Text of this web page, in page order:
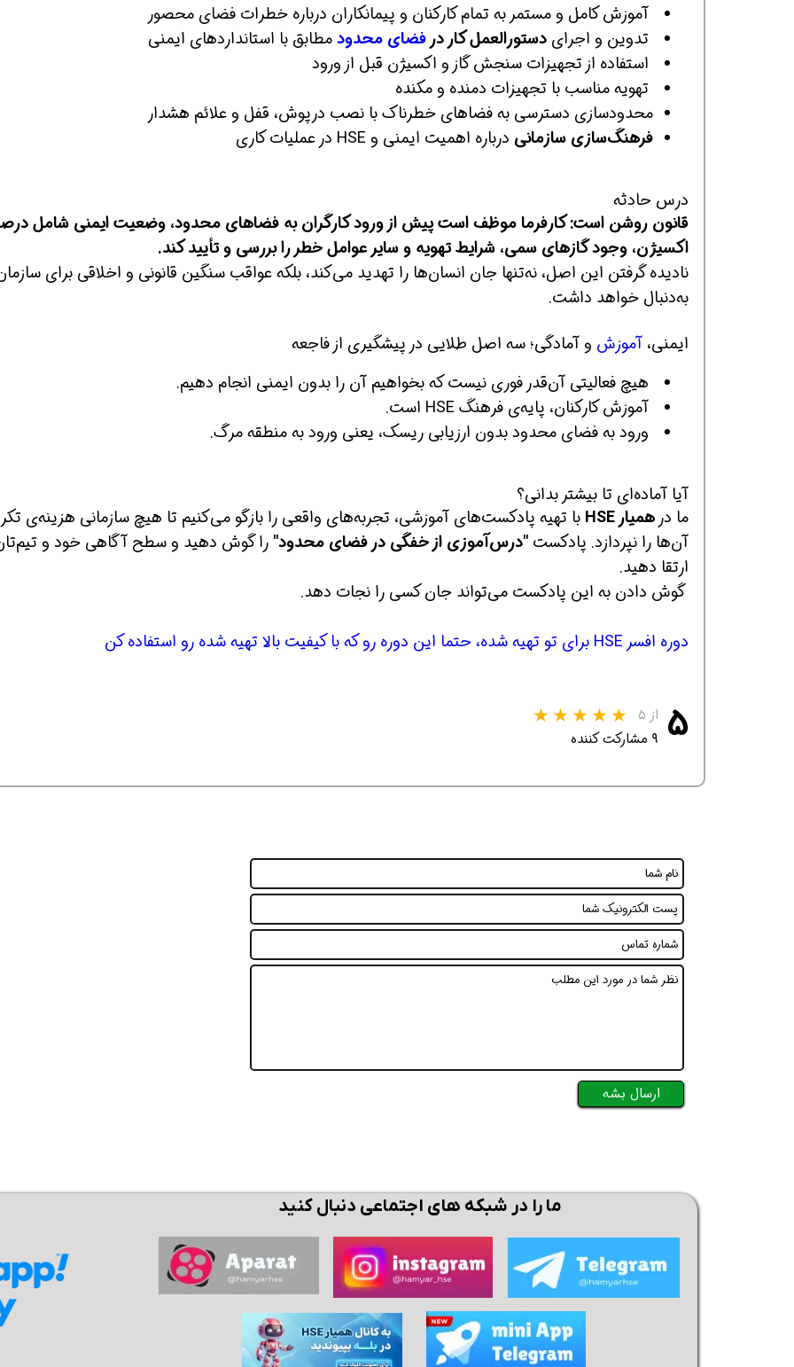
آموزش کامل و مستمر به تمام کارکنان و پیمانکاران درباره خطرات فضای محصور
تدوین و اجرای دستورالعمل کار درفضای محدودمطابق با استانداردهای ایمنی
استفاده از تجهیزات سنجش گاز و اکسیژن قبل از ورود
تهویه مناسب با تجهیزات دمنده و مکنده
محدودسازی دسترسی به فضاهای خطرناک با نصب درپوش، قفل و علائم هشدار
فرهنگ‌سازی سازمانی درباره اهمیت ایمنی و HSE در عملیات کاری
درس حادثه
قانون روشن است: کارفرما موظف است پیش از ورود کارگران به فضاهای محدود، وضعیت ایمنی شامل
اکسیژن، وجود گازهای سمی، شرایط تهویه و سایر عوامل خطر را بررسی و تأیید کند.
نادیده گرفتن این اصل، نه‌تنها جان انسان‌ها را تهدید می‌کند، بلکه عواقب سنگین قانونی و اخلاقی برای
به‌دنبال خواهد داشت.
ایمنی، آموزش و آمادگی؛ سه اصل طلایی در پیشگیری از فاجعه
هیچ فعالیتی آن‌قدر فوری نیست که بخواهیم آن را بدون ایمنی انجام دهیم.
آموزش کارکنان، پایه‌ی فرهنگ HSE است.
ورود به فضای محدود بدون ارزیابی ریسک، یعنی ورود به منطقه مرگ.
آیا آماده‌ای تا بیشتر بدانی؟
ما در همیار HSE
با تهیه پادکست‌های آموزشی، تجربه‌های واقعی را بازگو می‌کنیم تا هیچ سازمانی هزینه‌ی
آن‌ها را نپردازد. پادکست "درس‌آموزی از خفگی در فضای محدود" را گوش دهید و سطح آگاهی خود و
ارتقا دهید.
گوش دادن به این پادکست می‌تواند جان کسی را نجات دهد.
دوره افسر HSE برای تو تهیه شده، حتما این دوره رو که با کیفیت بالا تهیه شده رو استفاده کن
۵ از ۵
۹ مشارکت کننده
ارسال بشه
ما را در شبکه های اجتماعی دنبال کنید